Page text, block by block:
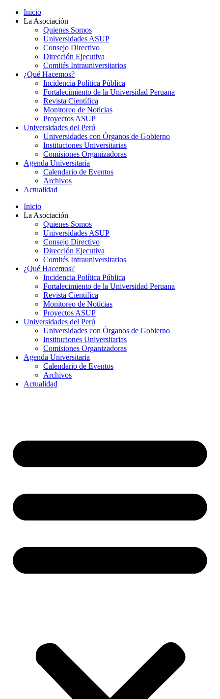
Inicio
La Asociación
Quienes Somos
Universidades ASUP
Consejo Directivo
Dirección Ejecutiva
Comités Intrauniversitarios
¿Qué Hacemos?
Incidencia Política Pública
Fortalecimiento de la Universidad Peruana
Revista Científica
Monitoreo de Noticias
Proyectos ASUP
Universidades del Perú
Universidades con Órganos de Gobierno
Instituciones Universitarias
Comisiones Organizadoras
Agenda Universitaria
Calendario de Eventos
Archivos
Actualidad
Inicio
La Asociación
Quienes Somos
Universidades ASUP
Consejo Directivo
Dirección Ejecutiva
Comités Intrauniversitarios
¿Qué Hacemos?
Incidencia Política Pública
Fortalecimiento de la Universidad Peruana
Revista Científica
Monitoreo de Noticias
Proyectos ASUP
Universidades del Perú
Universidades con Órganos de Gobierno
Instituciones Universitarias
Comisiones Organizadoras
Agenda Universitaria
Calendario de Eventos
Archivos
Actualidad